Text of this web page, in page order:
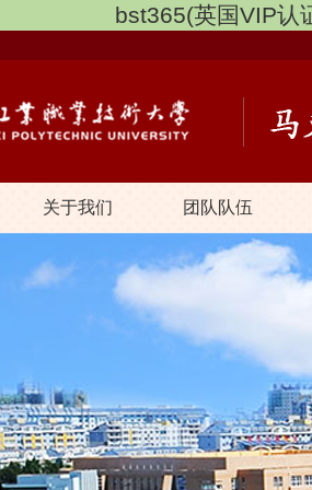
bst365(英国VIP认
关于我们 团队队伍